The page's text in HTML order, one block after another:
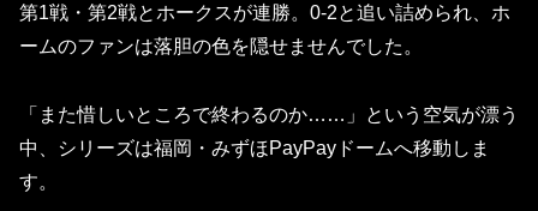
第1戦・第2戦とホークスが連勝。0-2と追い詰められ、ホ
ームのファンは落胆の色を隠せませんでした。
「また惜しいところで終わるのか……」という空気が漂う
中、シリーズは福岡・みずほPayPayドームへ移動しま
す。